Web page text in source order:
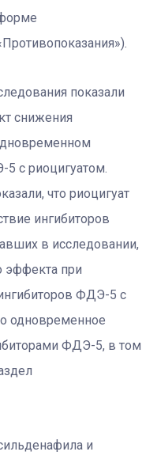
показали
снижения
с риоцигуатом.
что риоцигуат
ингибиторов
в исследовании,
эффекта при
ФДЭ-5 с
одновременное
ФДЭ-5, в том
и